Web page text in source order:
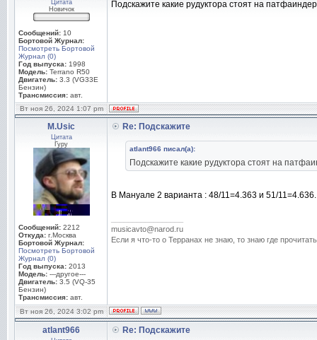
Цитата
Новичок
Сообщений: 10
Бортовой Журнал:
Посмотреть Бортовой
Журнал (0)
Год выпуска: 1998
Модель: Terrano R50
Двигатель: 3.3 (VG33E
Бензин)
Трансмиссия: авт.
Подскажите какие рудуктора стоят на
Вт ноя 26, 2024 1:07 pm
M.Usic
Цитата
Гуру
Сообщений: 2212
Откуда: г.Москва
Бортовой Журнал:
Посмотреть Бортовой
Журнал (0)
Год выпуска: 2013
Модель: ---другое---
Двигатель: 3.5 (VQ-35
Бензин)
Трансмиссия: авт.
Re: Подскажите
atlant966 писал(а):
Подскажите какие рудуктора стоят на
В Мануале 2 варианта : 48/11=4.363 и 51/
musicavto@narod.ru
Если я что-то о Терранах не знаю, то знаю где
Вт ноя 26, 2024 3:02 pm
atlant966 Re: Подскажите